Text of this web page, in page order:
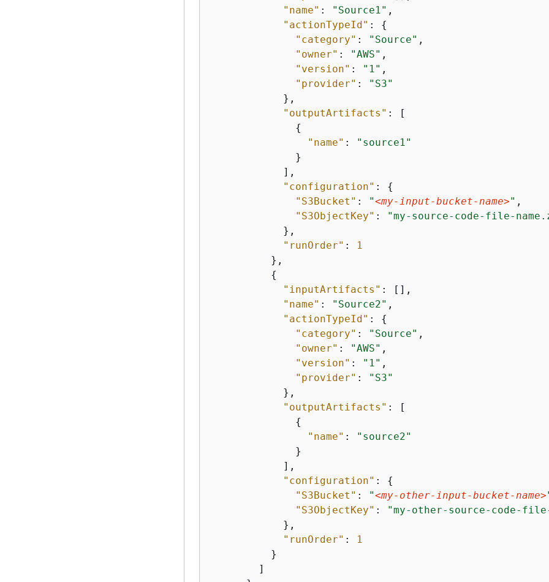
"name" : "Source1" ,
"actionTypeId" : {
"category" : "Source" ,
"owner" : "AWS" ,
"version" : "1" ,
"provider" :
"S3"
            },
"outputArtifacts" : [
{
"name" :
"source1"
              }
            ],
"configuration" : {
"S3Bucket" : "<my-input-bucket-name>" ,
"S3ObjectKey" :
"my-source-code-file-
            },
"runOrder" :
1
          },
{
"inputArtifacts" : [],
"name" : "Source2" ,
"actionTypeId" : {
"category" : "Source" ,
"owner" : "AWS" ,
"version" : "1" ,
"provider" :
"S3"
            },
"outputArtifacts" : [
{
"name" :
"source2"
              }
            ],
"configuration" : {
"S3Bucket" : "<my-other-input-bucket-name>
"S3ObjectKey" :
"my-other-source-code-
            },
"runOrder" :
1
          }
        ]